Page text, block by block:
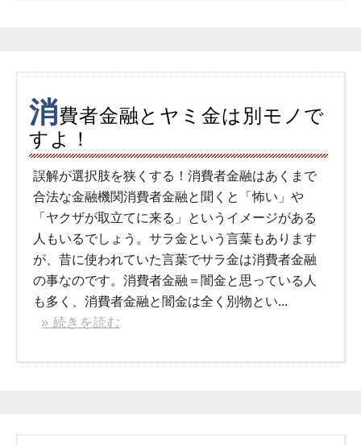
消費者金融とヤミ金は別モノで
すよ！
誤解が選択肢を狭くする！消費者金融はあくまで
合法な金融機関消費者金融と聞くと「怖い」や
「ヤクザが取立てに来る」というイメージがある
人もいるでしょう。サラ金という言葉もあります
が、昔に使われていた言葉でサラ金は消費者金融
の事なのです。消費者金融＝闇金と思っている人
も多く、消費者金融と闇金は全く別物とい...
» 続きを読む